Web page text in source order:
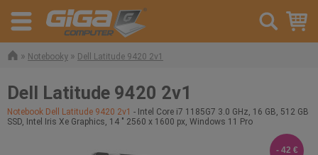
» Notebooky » Dell Latitude 9420 2v1
Dell Latitude 9420 2v1
Notebook Dell Latitude 9420 2v1 - Intel Core i7 1185G7 3.0 GHz, 16 GB, 512 GB
SSD, Intel Iris Xe Graphics, 14 " 2560 x 1600 px, Windows 11 Pro
- 42 €